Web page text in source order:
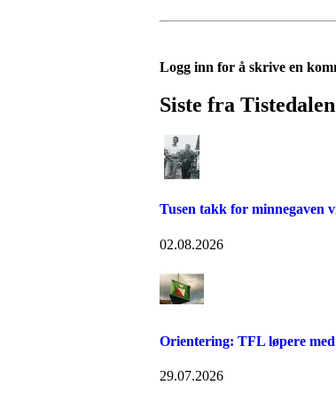
Logg inn for å skrive en
Siste fra
Tusen takk for minnegaven
02.08.2026
Orientering: TFL løpere
29.07.2026